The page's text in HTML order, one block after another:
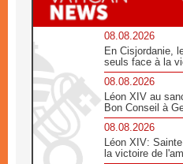
08.08.2026
En Cisjordanie,
seuls face à la
08.08.2026
Léon XIV au
Bon Conseil à
08.08.2026
Léon XIV:
la victoire de